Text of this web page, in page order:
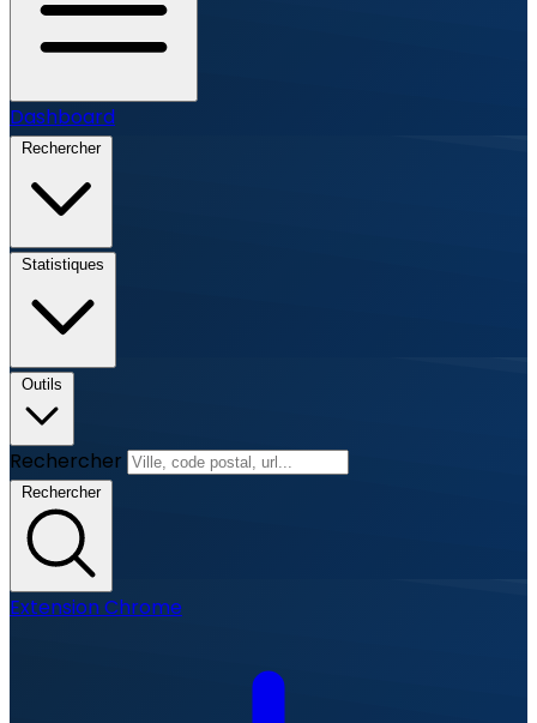
Dashboard
Rechercher
Statistiques
Outils
Rechercher
Rechercher
Extension Chrome